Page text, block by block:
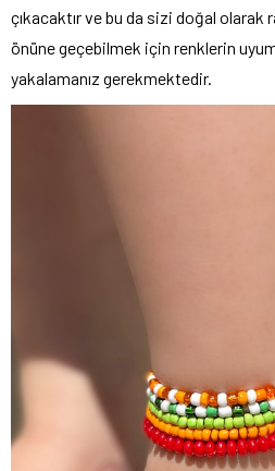
çıkacaktır ve bu da sizi doğal olarak
önüne geçebilmek için renklerin
yakalamanız gerekmektedir.